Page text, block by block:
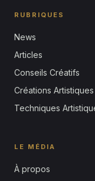
RUBRIQUES
News
Articles
Conseils Créatifs
Créations Artistiques
Techniques
LE MÉDIA
À propos